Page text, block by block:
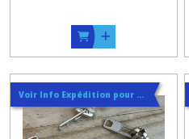
Voir Info Expédition pour Régler les Frais de Port au Meilleur Prix , En haut d'ecran à Droite